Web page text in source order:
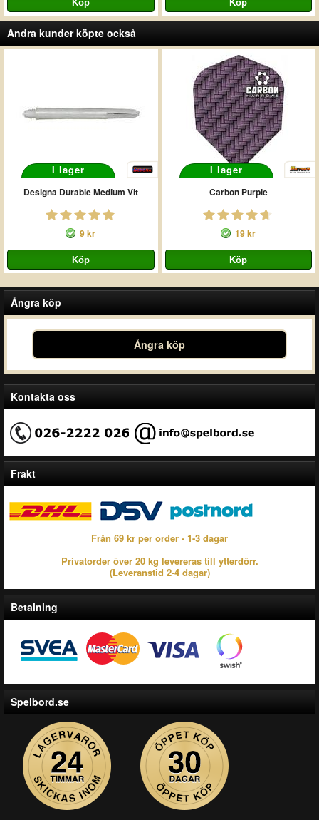
Andra kunder köpte också
I lager
Designa Durable Medium Vit
9 kr
I lager
Carbon Purple
19 kr
Ångra köp
Ångra köp
Kontakta oss
Frakt
Från 69 kr per order - 1-3 dagar
Privatorder över 20 kg levereras till ytterdörr.
(Leveranstid 2-4 dagar)
Betalning
Spelbord.se